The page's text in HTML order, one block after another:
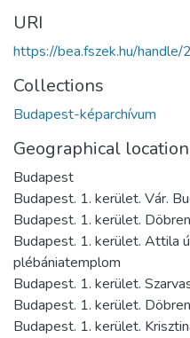
URI
https://bea.fszek.hu/
Collections
Budapest-képarchívum
Geographical location
Budapest
Budapest. 1. kerület. Vár.
Budapest. 1. kerület.
Budapest. 1. kerület. Attila
plébániatemplom
Budapest. 1. kerület.
Budapest. 1. kerület.
Budapest. 1. kerület.